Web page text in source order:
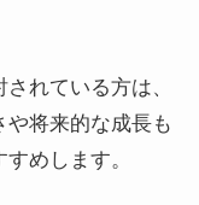
れている方は、
や将来的な成長も
めします。